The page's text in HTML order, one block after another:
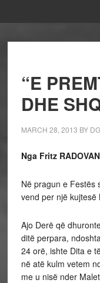
“E
DHE
MARCH 28, 2013 BY
Nga Fritz
Në pragun e Festës
vend per një kujtesë
Ajo Derë që
ditë perpara,
24 orë, ishte Dita e
në atë kulm vetem
me u nisë nder